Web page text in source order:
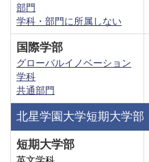
部門
学科・部門に所属しない
国際学部
グローバルイノベーション
学科
共通部門
北星学園大学短期大学部
短期大学部